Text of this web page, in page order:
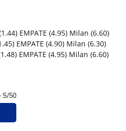
EMPATE (4.95) Milan (6.60)
EMPATE (4.90) Milan (6.30)
EMPATE (4.95) Milan (6.60)
S/50